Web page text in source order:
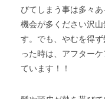
びてしまう事は多々
機会が多ください沢
す。でも、やむを得
った時は、アフター
ています！！